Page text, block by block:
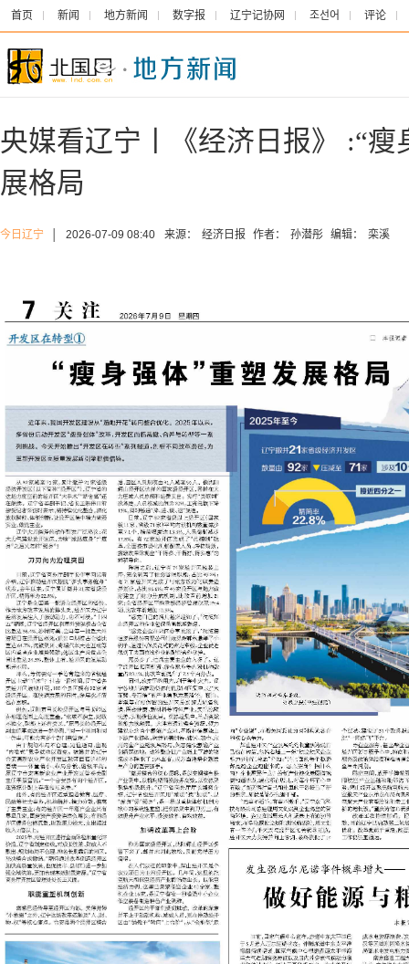
首页 新闻 地方新闻 数字报 辽宁记协网 조선어 评论
央媒看辽宁丨《经济日报》 :“瘦
展格局
今日辽宁 2026-07-09 08:40 来源： 经济日报 作者： 孙潜彤 编辑： 栾溪